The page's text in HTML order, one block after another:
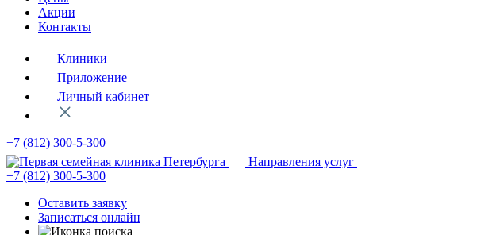
Акции
Контакты
Клиники
Приложение
Личный кабинет
+7 (812) 300-5-300
Направления услуг
+7 (812) 300-5-300
Оставить заявку
Записаться онлайн